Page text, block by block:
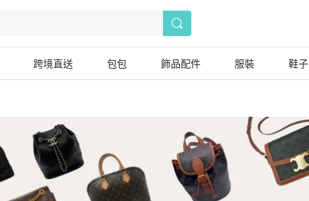
跨境直送 包包 飾品配件 服裝 鞋子